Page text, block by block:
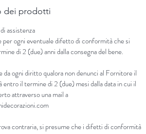
dei prodotti
assistenza
ogni eventuale difetto di conformità che si
di 2 (due) anni dalla consegna del bene.
da ogni diritto qualora non denunci al Fornitore il
il termine di 2 (due) mesi dalla data in cui il
attraverso una mail a
contraria, si presume che i difetti di conformità